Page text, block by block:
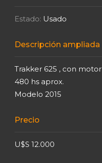
Estado: Usado
Descripción ampliada
Trakker 625 , con
480 hs aprox.
Modelo 2015
Precio
U$S 12.000